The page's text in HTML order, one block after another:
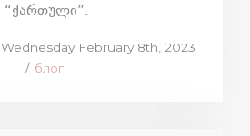
“ქართული”.
Posted
Wednesday February 8th, 2023
Posted
блог